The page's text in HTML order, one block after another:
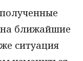
ближайшие
ситуация